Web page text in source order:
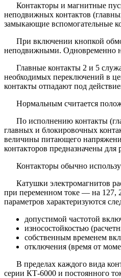
Контакторы и магнитные
неподвижных контактов
замыкающие вспомогательные
При включении кнопкой
неподвижными. Одновременно
Главные контакты 2 и 5
необходимых переключений в
контакты отпадают под
Нормальным считается
По исполнению контакты
главных и блокировочных
величины питающего
контакторов предназначены
Контакторы обычно
Катушки электромагнитов
при переменном токе — на 127,
параметров характеризуются
допустимой частотой
износостойкостью
собственным временем
отключения (время от
В пределах каждого вида
серии КТ-6000 и постоянного